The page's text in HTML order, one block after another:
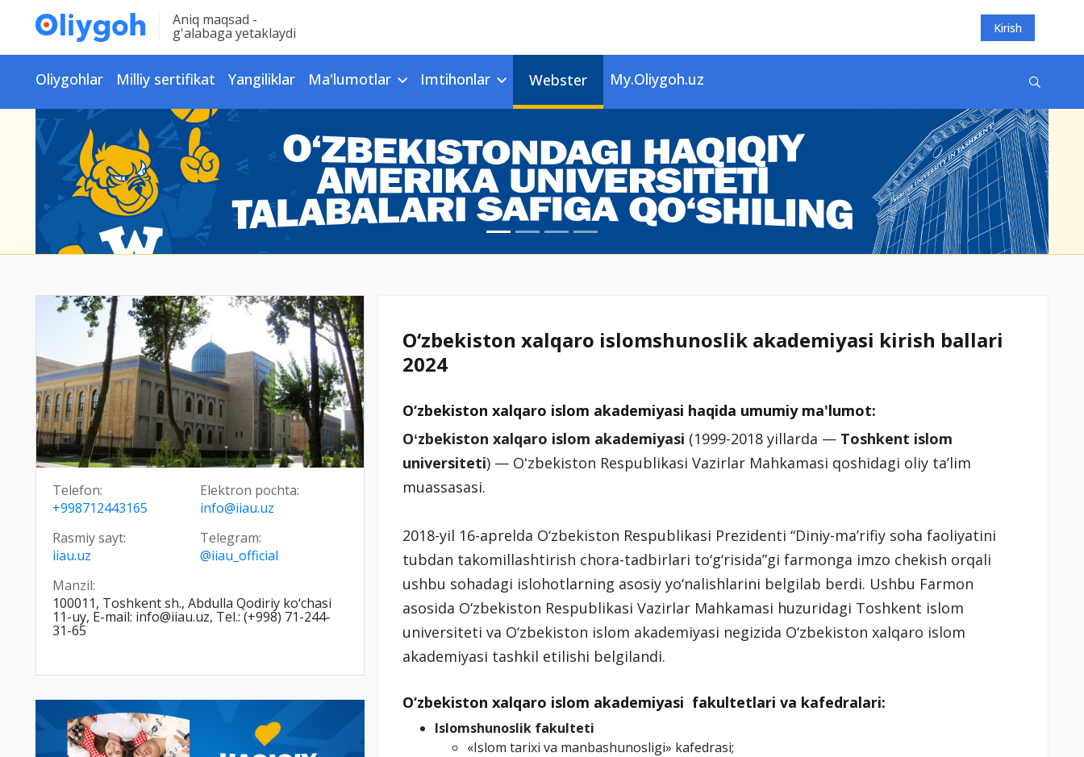
Aniq maqsad -
g'alabaga yetaklaydi Kirish
Oliygohlar Milliy sertifikat Yangiliklar Ma'lumotlar Imtihonlar Webster My.Oliygoh.uz
Telefon:
+998712443165
Elektron pochta:
info@iiau.uz
Rasmiy sayt:
iiau.uz
Telegram:
@iiau_official
Manzil:
100011, Toshkent sh., Abdulla Qodiriy ko‘chasi
11-uy, E-mail: info@iiau.uz, Tel.: (+998) 71-244-
31-65
O‘zbekiston xalqaro islomshunoslik akademiyasi kirish ballari
2024
O‘zbekiston xalqaro islom akademiyasi haqida umumiy ma'lumot:
Oʻzbekiston xalqaro islom akademiyasi (1999-2018 yillarda — Toshkent islom
universiteti) — Oʻzbekiston Respublikasi Vazirlar Mahkamasi qoshidagi oliy taʼlim
muassasasi.
2018-yil 16-aprelda O‘zbekiston Respublikasi Prezidenti “Diniy-ma’rifiy soha faoliyatini
tubdan takomillashtirish chora-tadbirlari to‘g‘risida”gi farmonga imzo chekish orqali
ushbu sohadagi islohotlarning asosiy yo‘nalishlarini belgilab berdi. Ushbu Farmon
asosida O‘zbekiston Respublikasi Vazirlar Mahkamasi huzuridagi Toshkent islom
universiteti va O‘zbekiston islom akademiyasi negizida O‘zbekiston xalqaro islom
akademiyasi tashkil etilishi belgilandi.
O‘zbekiston xalqaro islom akademiyasi fakultetlari va kafedralari:
Islomshunoslik fakulteti
«Islom tarixi va manbashunosligi» kafedrasi;